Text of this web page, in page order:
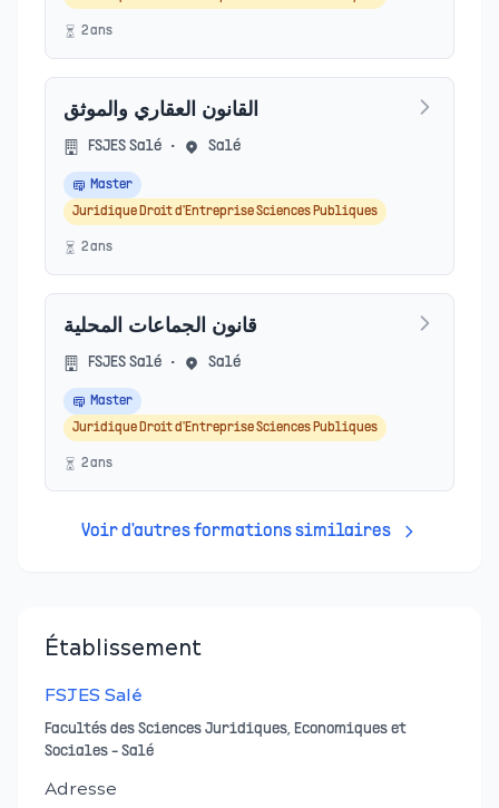
2ans
القانون العقاري والموثق
FSJES Salé • Salé
Master
Juridique Droit d'Entreprise Sciences Publiques
2ans
قانون الجماعات المحلية
FSJES Salé • Salé
Master
Juridique Droit d'Entreprise Sciences Publiques
2ans
Voir d'autres formations similaires
Établissement
FSJES Salé
Facultés des Sciences Juridiques, Economiques et
Sociales - Salé
Adresse